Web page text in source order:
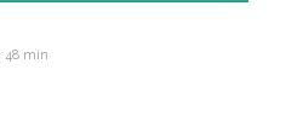
48 min